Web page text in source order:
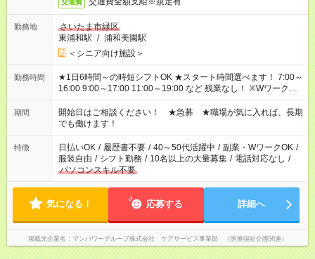
交通費
勤務地
さいたま市緑区
東浦和駅 / 浦和美園駅
＜シニア向け施設＞
勤務時間
★1日6時間～の時短シフトOK ★スタート時間選べます！ 7:00～
16:00 9:00～17:00 11:00～19:00 など 残業なし！ ※Wワークの
場合、他のお仕事と合わせ週40時間超の就業はご案内できませ
ん ※法令に基づき、週20時間以上勤務は社会保険への加入対象
となります ※労働者派遣法（日雇い派遣の原則禁止）により、
短時間・短期間の就業はご案内が難しい場合があります
期間
開始日はご相談ください！ ★急募 ★職場が気に入れば、長期
でも働けます！
特徴 日払いOK / 履歴書不要 / 40～50代活躍中 / 副業・WワークOK /
服装自由 / シフト勤務 / 10名以上の大量募集 / 電話対応なし /
パソコンスキル不要
気になる！ 応募する 詳細へ
掲載元企業名 マンパワーグループ株式会社 ケアサービス事業部 （医療福祉介護関連）